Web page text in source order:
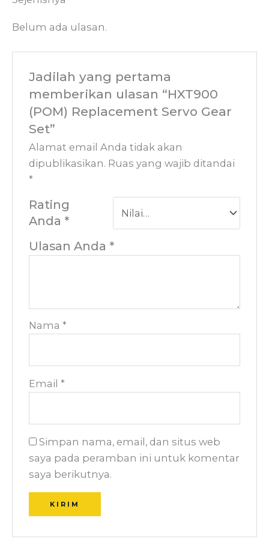
Belum ada ulasan.
Jadilah yang pertama
memberikan ulasan “HXT900
(POM) Replacement Servo Gear
Set”
Alamat email Anda tidak akan
dipublikasikan. Ruas yang wajib ditandai
*
Rating
Anda *
Ulasan Anda *
Nama*
Email*
Simpan nama, email, dan situs web
saya pada peramban ini untuk komentar
saya berikutnya.